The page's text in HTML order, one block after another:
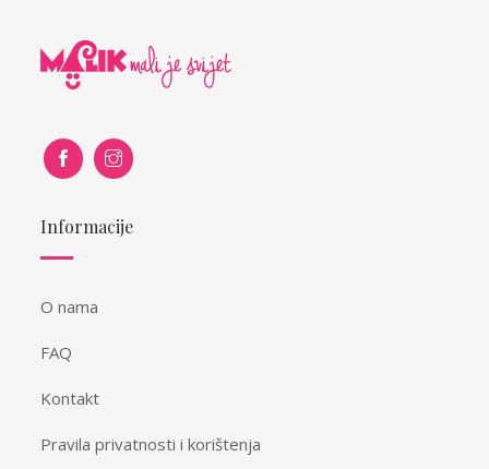
Informacije
O nama
FAQ
Kontakt
Pravila privatnosti i korištenja